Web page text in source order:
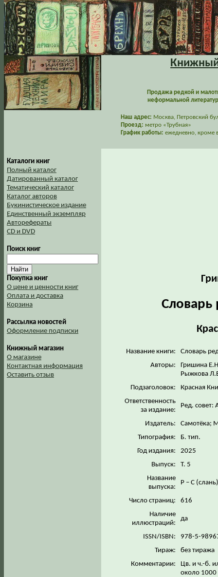
Книжный
Продажа редкой и
неформальной
Наш адрес: Москва, Петровский
Проезд: метро «Трубная»
График работы: ежедневно, кроме
Каталоги книг
Полный каталог
Датированный каталог
Тематический каталог
Каталог авторов
Букинистическое издание
Единственный экземпляр
Авторефераты
CD и DVD
Поиск книг
Покупка книг
О цене и ценности книг
Оплата и доставка
Корзина
Рассылка новостей
Оформление подписки
Книжный магазин
О магазине
Контактная информация
Оставить отзыв
Словарь
Название книги:
Словарь
Авторы:
Гришина
Рыжкова
Подзаголовок:
Красная
Ответственность
за издание:
Ред.
Издатель:
Самотёка;
Типография:
Б. тип.
Год издания:
2025
Выпуск:
Т. 5
Название
выпуска:
Р – С
Число страниц:
616
Наличие
иллюстраций:
да
ISSN/ISBN:
978-5-
Тираж:
без тиража
Комментарии:
Цв. и ч.-б.
около 1000